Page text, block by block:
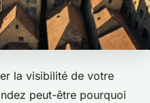
la visibilité de votre
peut-être pourquoi